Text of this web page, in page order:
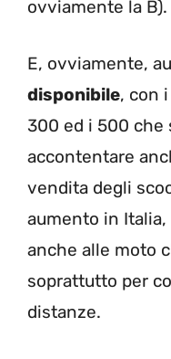
ovviamente la B).
E, ovviamente,
disponibile, con
300 ed i 500 che
accontentare
vendita degli
aumento in
anche alle moto
soprattutto per
distanze.